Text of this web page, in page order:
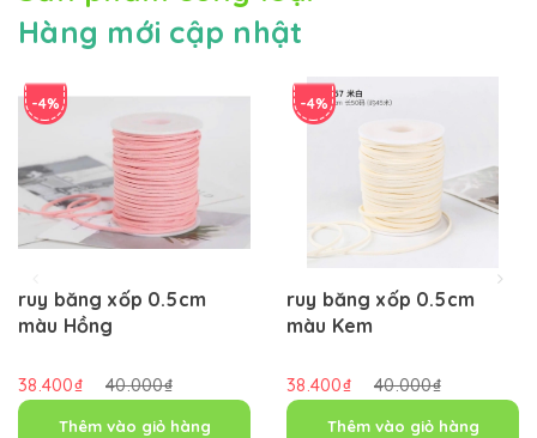
Hàng mới cập nhật
-4%
ruy băng xốp 0.5cm
màu Hồng
38.400₫ 40.000₫
Thêm vào giỏ hàng
-4%
ruy băng xốp 0.5cm
màu Kem
38.400₫ 40.000₫
Thêm vào giỏ hàng